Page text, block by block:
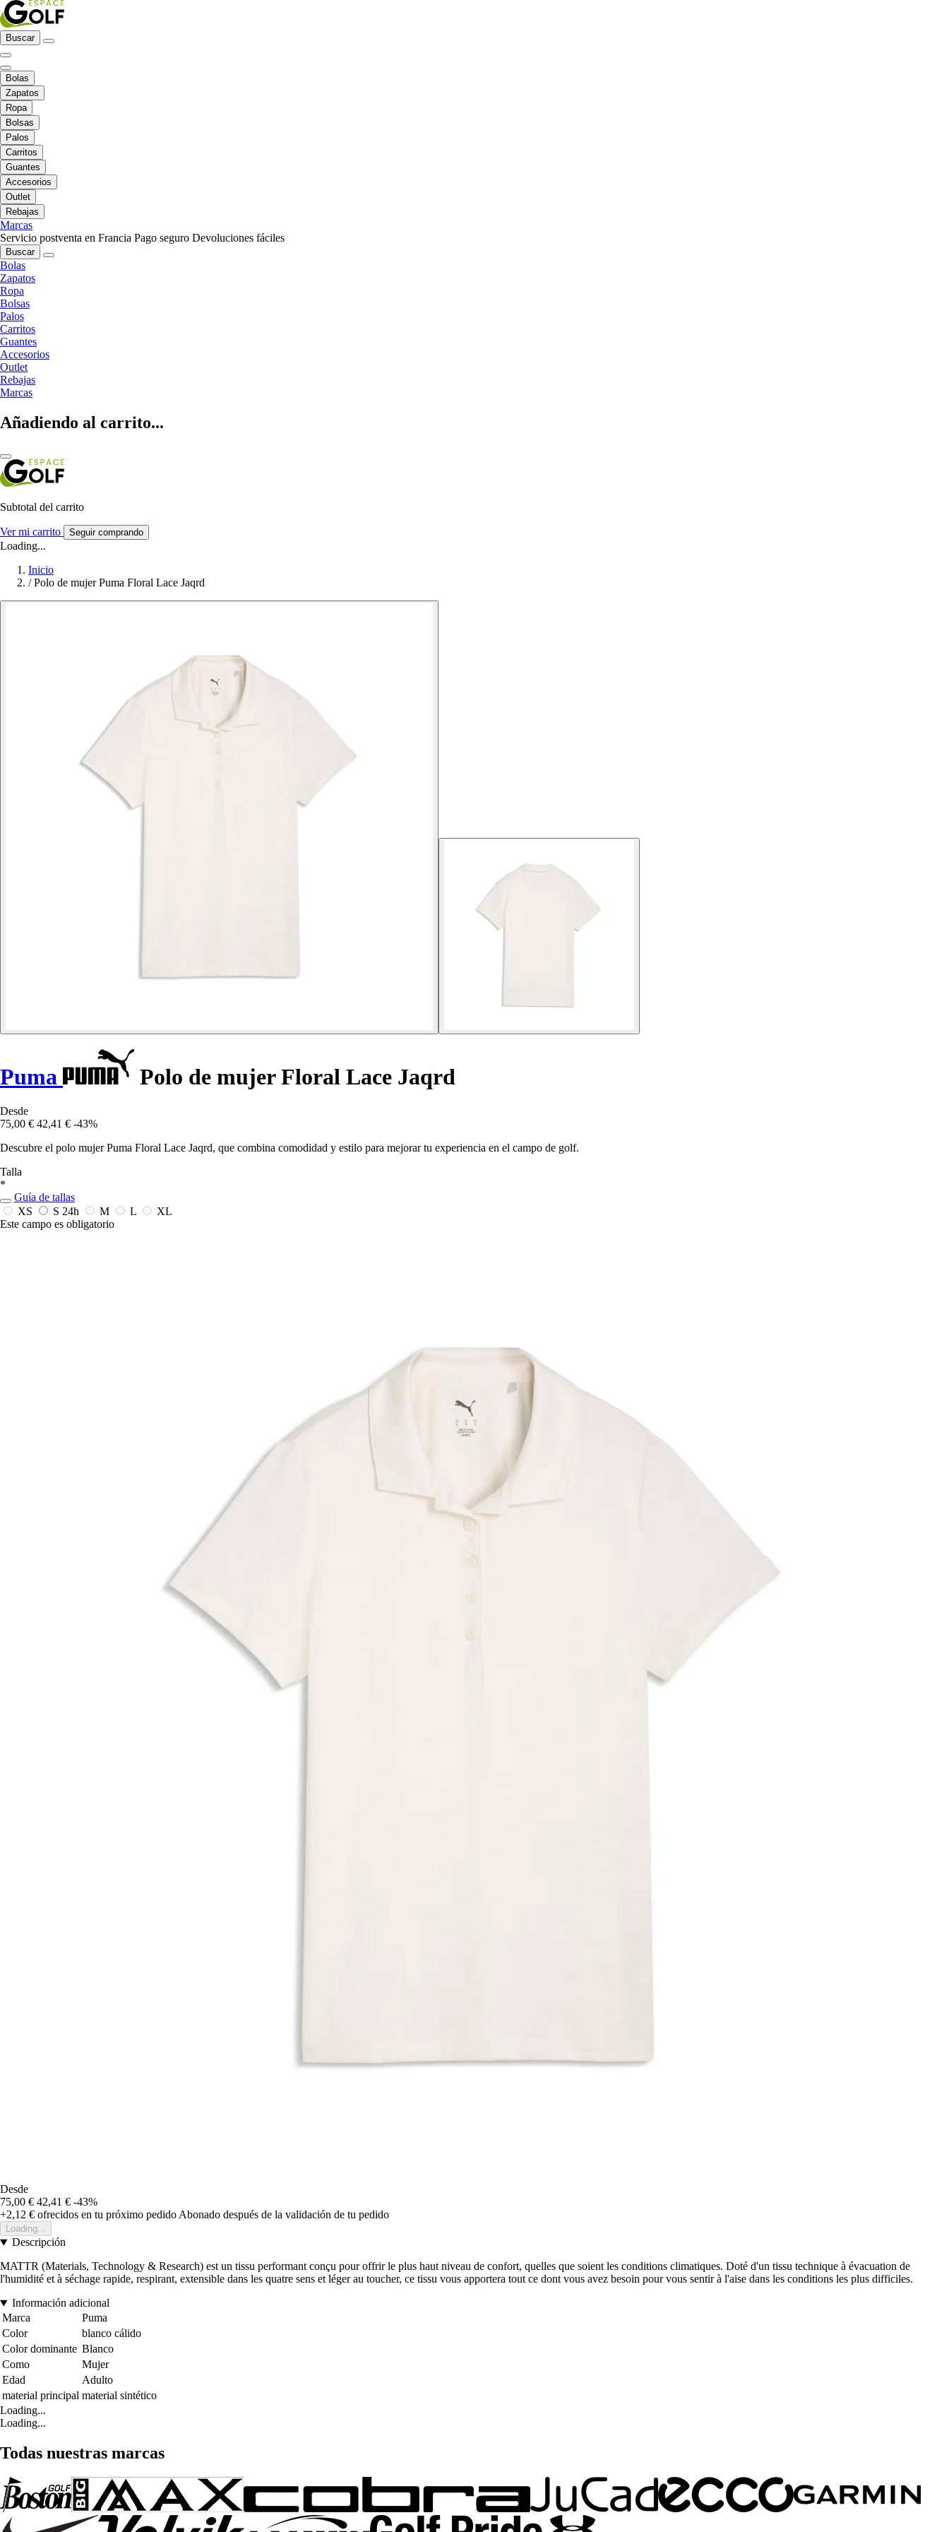
Buscar
Bolas
Zapatos
Ropa
Bolsas
Palos
Carritos
Guantes
Accesorios
Outlet
Rebajas
Marcas
Servicio postventa en Francia Pago seguro Devoluciones fáciles
Buscar
Bolas
Zapatos
Ropa
Bolsas
Palos
Carritos
Guantes
Accesorios
Outlet
Rebajas
Marcas
Añadiendo al carrito...
Subtotal del carrito
Ver mi carrito Seguir comprando
Loading...
Inicio
/ Polo de mujer Puma Floral Lace Jaqrd
Puma Polo de mujer Floral Lace Jaqrd
Desde
75,00 € 42,41 € -43%
Descubre el polo mujer Puma Floral Lace Jaqrd, que combina comodidad y estilo para mejorar tu experiencia en el campo de golf.
Talla
*
Guía de tallas
XS
S 24h M L
XL
Este campo es obligatorio
Desde
75,00 € 42,41 € -43%
+2,12 € ofrecidos en tu próximo pedidoAbonado después de la validación de tu pedido
Loading...
Descripción
MATTR (Materials, Technology & Research) est un tissu performant conçu pour offrir le plus haut niveau de confort, quelles que soient les conditions climatiques. Doté d'un tissu technique à évacuation de
l'humidité et à séchage rapide, respirant, extensible dans les quatre sens et léger au toucher, ce tissu vous apportera tout ce dont vous avez besoin pour vous sentir à l'aise dans les conditions les plus difficiles.
Información adicional
Marca
Puma
Color
blanco cálido
Color dominante Blanco
Como
Mujer
Edad
Adulto
material principal material sintético
Loading...
Loading...
Todas nuestras marcas